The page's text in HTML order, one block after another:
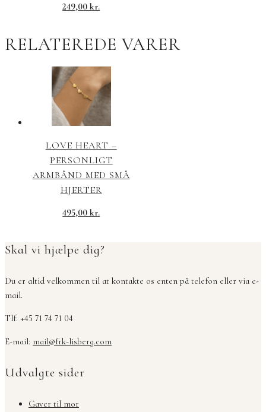
249,00kr.
RELATEREDE VARER
LOVE HEART –
PERSONLIGT
ARMBÅND MED SMÅ
HJERTER
495,00kr.
Skal vi hjælpe dig?
Du er altid velkommen til at kontakte os enten på telefon eller via e-
mail.
Tlf: +45 71 74 71 04
E-mail: mail@frk-lisberg.com
Udvalgte sider
Gaver til mor